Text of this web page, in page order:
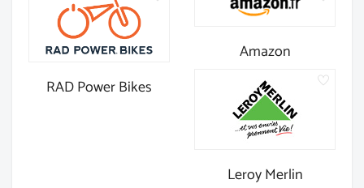
RAD Power Bikes
Amazon
Leroy Merlin